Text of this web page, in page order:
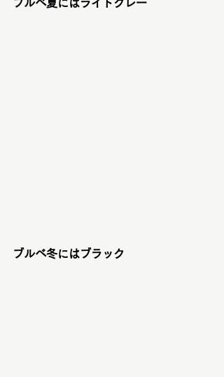
ブルベ夏にはライトグレー
ブルベ冬にはブラック